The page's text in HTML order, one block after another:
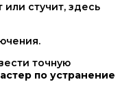
или стучит, здесь
точную
по устранение